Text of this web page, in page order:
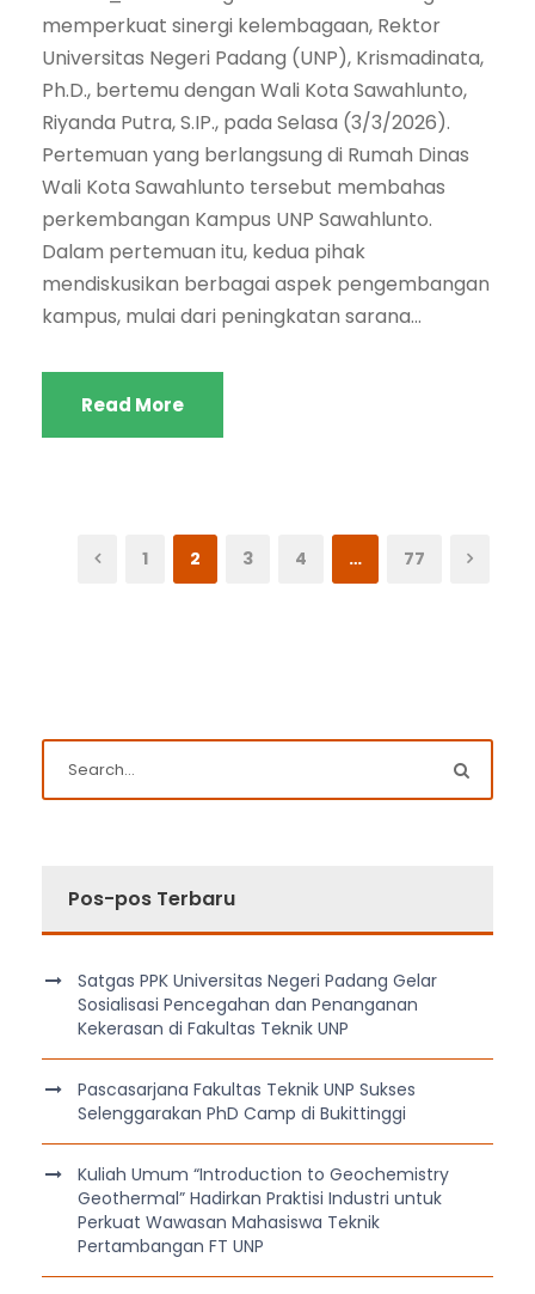
memperkuat sinergi kelembagaan, Rektor
Universitas Negeri Padang (UNP), Krismadinata,
Ph.D., bertemu dengan Wali Kota Sawahlunto,
Riyanda Putra, S.IP., pada Selasa (3/3/2026).
Pertemuan yang berlangsung di Rumah Dinas
Wali Kota Sawahlunto tersebut membahas
perkembangan Kampus UNP Sawahlunto.
Dalam pertemuan itu, kedua pihak
mendiskusikan berbagai aspek pengembangan
kampus, mulai dari peningkatan sarana...
Read More
1 2 3 4 … 77
Pos-pos Terbaru
Satgas PPK Universitas Negeri Padang Gelar
Sosialisasi Pencegahan dan Penanganan
Kekerasan di Fakultas Teknik UNP
Pascasarjana Fakultas Teknik UNP Sukses
Selenggarakan PhD Camp di Bukittinggi
Kuliah Umum “Introduction to Geochemistry
Geothermal” Hadirkan Praktisi Industri untuk
Perkuat Wawasan Mahasiswa Teknik
Pertambangan FT UNP